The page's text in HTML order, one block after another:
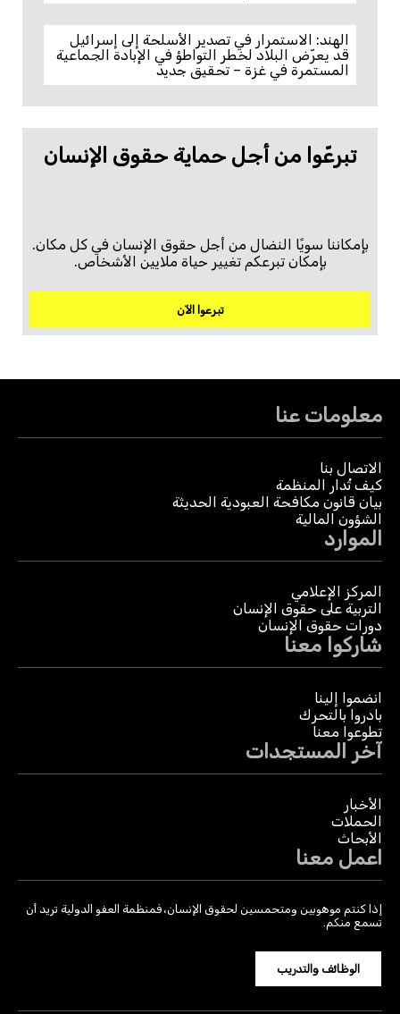
الهند: الاستمرار في تصدير الأسلحة إلى إسرائيل
قد يعرّض البلاد لخطر التواطؤ في الإبادة الجماعية
المستمرة في غزة – تحقيق جديد
تبرعّوا من أجل حماية حقوق الإنسان
بإمكاننا سويًا النضال من أجل حقوق الإنسان في كل مكان.
بإمكان تبرعكم تغيير حياة ملايين الأشخاص.
تبرعوا الآن
معلومات عنا
الاتصال بنا
كيف تُدار المنظمة
بيان قانون مكافحة العبودية الحديثة
الشؤون المالية
الموارد
المركز الإعلامي
التربية على حقوق الإنسان
دورات حقوق الإنسان
شاركوا معنا
انضموا إلينا
بادروا بالتحرك
تطوعوا معنا
آخر المستجدات
الأخبار
الحملات
الأبحاث
اعمل معنا
إذا كنتم موهوبين ومتحمسين لحقوق الإنسان، فمنظمة العفو الدولية تريد أن
تسمع منكم.
الوظائف والتدريب